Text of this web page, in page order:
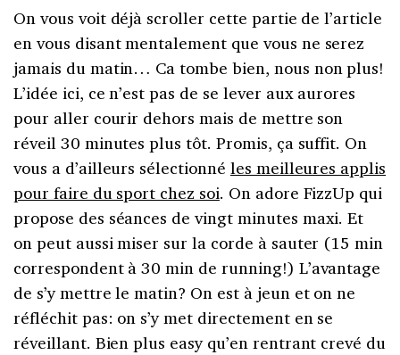
On vous voit déjà scroller cette partie de l’article
en vous disant mentalement que vous ne serez
jamais du matin… Ca tombe bien, nous non plus!
L’idée ici, ce n’est pas de se lever aux aurores
pour aller courir dehors mais de mettre son
réveil 30 minutes plus tôt. Promis, ça suffit. On
vous a d’ailleurs sélectionné les meilleures applis
pour faire du sport chez soi. On adore FizzUp qui
propose des séances de vingt minutes maxi. Et
on peut aussi miser sur la corde à sauter (15 min
correspondent à 30 min de running!) L’avantage
de s’y mettre le matin? On est à jeun et on ne
réfléchit pas: on s’y met directement en se
réveillant. Bien plus easy qu’en rentrant crevé du